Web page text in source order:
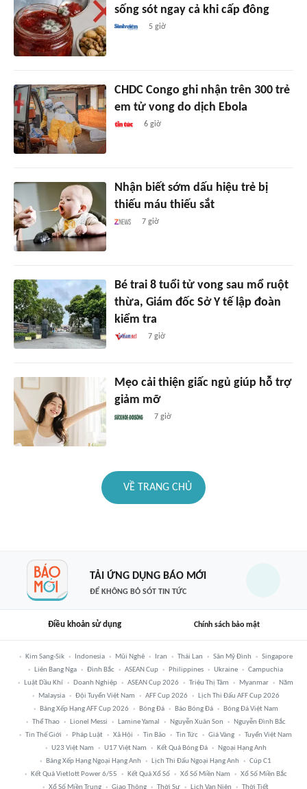
sống sót ngay cả khi cấp đông
5 giờ
CHDC Congo ghi nhận trên 300 trẻ
em tử vong do dịch Ebola
6 giờ
Nhận biết sớm dấu hiệu trẻ bị
thiếu máu thiếu sắt
7 giờ
Bé trai 8 tuổi tử vong sau mổ ruột
thừa, Giám đốc Sở Y tế lập đoàn
kiểm tra
7 giờ
Mẹo cải thiện giấc ngủ giúp hỗ trợ
giảm mỡ
7 giờ
VỀ TRANG CHỦ
TẢI ỨNG DỤNG BÁO MỚI
ĐỂ KHÔNG BỎ SÓT TIN TỨC
Điều khoản sử dụng Chính sách bảo mật
Kim Sang-Sik Indonesia Mũi Nghê Iran Thái Lan Sân Mỹ Đình
Singapore
Liên Bang Nga
Đình Bắc ASEAN Cup Philippines Ukraine
Campuchia
Luật Dầu Khí
Doanh Nghiệp ASEAN Cup 2026 Triệu Thị Tâm Myanmar
Năm
Malaysia
Đội Tuyển Việt Nam AFF Cup 2026
Lịch Thi Đấu AFF Cup 2026
Bảng Xếp Hạng AFF Cup 2026
Bóng Đá Báo Bóng Đá
Bóng Đá Việt Nam
Thể Thao
Lionel Messi Lamine Yamal Nguyễn Xuân Son
Nguyễn Đình Bắc
Tin Thế Giới
Pháp Luật Xã Hội Tin Bão Tin Tức Giá Vàng
Tuyển Việt Nam
U23 Việt Nam
U17 Việt Nam Kết Quả Bóng Đá
Ngoại Hạng Anh
Bảng Xếp Hạng Ngoại Hạng Anh
Lịch Thi Đấu Ngoại Hạng Anh
Cúp C1
Kết Quả Vietlott Power 6/55
Kết Quả Xổ Số Xổ Số Miền Nam
Xổ Số Miền Bắc
Xổ Số Miền Trung
Giao Thông Thời Sự Lịch Vạn Niên Thời Tiết